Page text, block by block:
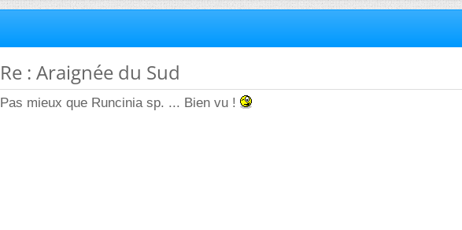
Re : Araignée du Sud
Pas mieux que Runcinia sp. ... Bien vu !